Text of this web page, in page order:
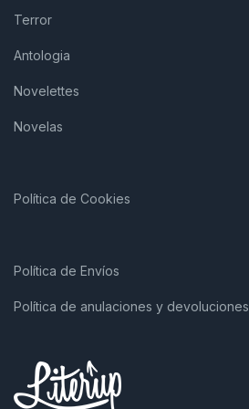
Terror
Antologia
Novelettes
Novelas
Política de Cookies
Política de Envíos
Política de anulaciones y devoluciones